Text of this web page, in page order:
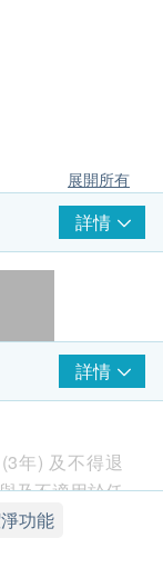
展開所有
詳情
詳情
年) 及不得退
及不適用於任
功能